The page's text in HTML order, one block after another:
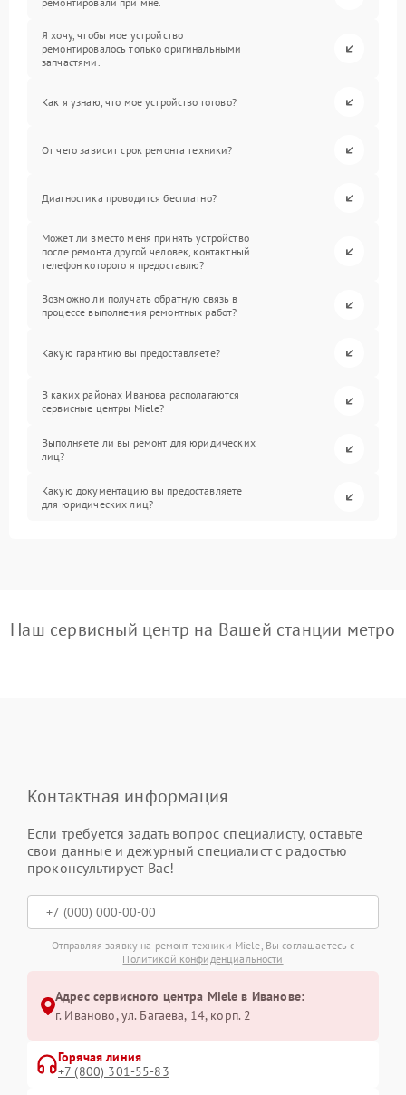
Я хочу, чтобы мое устройство
ремонтировалось только оригинальными
запчастями.
Как я узнаю, что мое устройство готово?
От чего зависит срок ремонта техники?
Диагностика проводится бесплатно?
Может ли вместо меня принять устройство
после ремонта другой человек, контактный
телефон которого я предоставлю?
Возможно ли получать обратную связь в
процессе выполнения ремонтных работ?
Какую гарантию вы предоставляете?
В каких районах Иванова располагаются
сервисные центры Miele?
Выполняете ли вы ремонт для юридических
лиц?
Какую документацию вы предоставляете
для юридических лиц?
Наш сервисный центр на Вашей станции метро
Контактная информация
Если требуется задать вопрос специалисту, оставьте
свои данные и дежурный специалист с радостью
проконсультирует Вас!
Отправляя заявку на ремонт техники Miele, Вы соглашаетесь с
Политикой конфиденциальности
Адрес сервисного центра Miele в Иванове:
г. Иваново, ул. Багаева, 14, корп. 2
Горячая линия
+7 (800) 301-55-83